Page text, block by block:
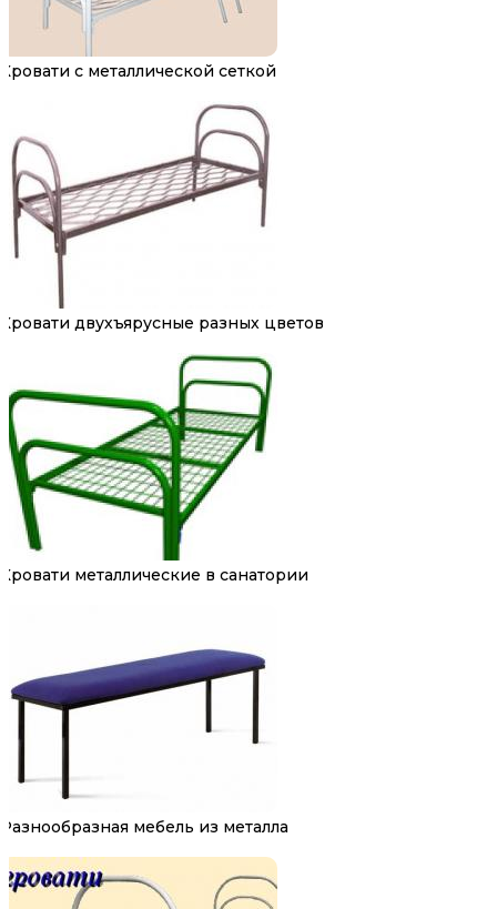
Кровати с металлической сеткой
Кровати двухъярусные разных цветов
Кровати металлические в санатории
Разнообразная мебель из металла